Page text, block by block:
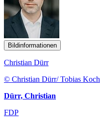
Bildinformationen
Christian Dürr
© Christian Dürr/ Tobias Koch
Dürr, Christian
FDP